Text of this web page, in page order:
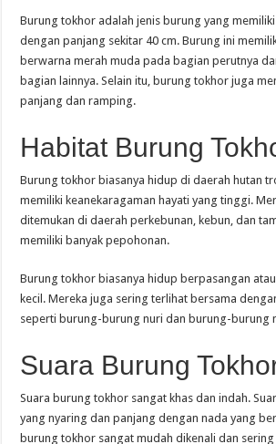
Burung tokhor adalah jenis burung yang
dengan panjang sekitar 40 cm. Burung ini
berwarna merah muda pada bagian perutnya
bagian lainnya. Selain itu, burung tokhor juga
panjang dan ramping.
Habitat Burung
Burung tokhor biasanya hidup di daerah hutan
memiliki keanekaragaman hayati yang tinggi.
ditemukan di daerah perkebunan, kebun, dan
memiliki banyak pepohonan.
Burung tokhor biasanya hidup berpasangan
kecil. Mereka juga sering terlihat bersama
seperti burung-burung nuri dan burung-burung
Suara Burung
Suara burung tokhor sangat khas dan indah.
yang nyaring dan panjang dengan nada yang
burung tokhor sangat mudah dikenali dan